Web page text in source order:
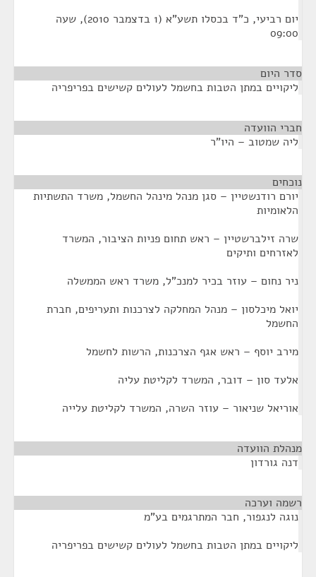
יום רביעי, כ"ד בכסלו תשע"א (1 בדצמבר 2010), שעה
09:00
סדר היום
ליקויים במתן הטבות בחשמל לעולים קשישים בפריפריה
חברי הוועדה
ליה שמטוב – היו"ר
נוכחים
יורם רודנשטיין – סגן מנהל מינהל החשמל, משרד התשתיות
הלאומיות
שרה זילברשטיין – ראש תחום פניות הציבור, המשרד
לאזרחים ותיקים
ניר נחום – עוזר בכיר למנכ"ל, משרד ראש הממשלה
יואל מיכלסון – מנהל המחלקה לצרכנות ותעריפים, חברת
החשמל
מירב יוסף – ראש אגף הצרכנות, הרשות לחשמל
אלעד סון – דובר, המשרד לקליטת עליה
אוריאל שניאור – עוזר השרה, המשרד לקליטת עלייה
מנהלת הוועדה
דנה גורדון
רשמה וערכה
נוגה לנגפור, חבר המתרגמים בע"מ
ליקויים במתן הטבות בחשמל לעולים קשישים בפריפריה